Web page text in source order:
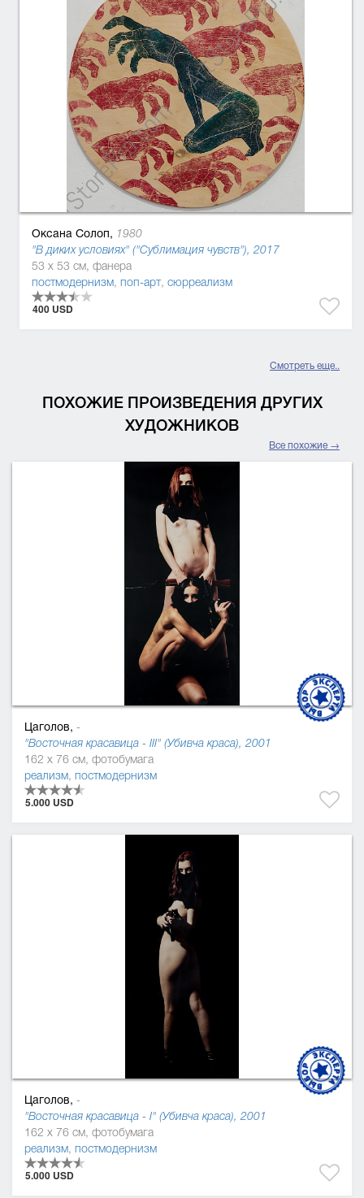
Оксана Солоп, 1980
"В диких условиях" ("Сублимация чувств"), 2017
53 x 53 см, фанера
постмодернизм, поп-арт, сюрреализм
400 USD
Смотреть еще..
ПОХОЖИЕ ПРОИЗВЕДЕНИЯ ДРУГИХ
ХУДОЖНИКОВ
Все похожие →
Цаголов, -
"Восточная красавица - ІІІ" (Убивча краса), 2001
162 x 76 см, фотобумага
реализм, постмодернизм
5.000 USD
Цаголов, -
"Восточная красавица - І" (Убивча краса), 2001
162 x 76 см, фотобумага
реализм, постмодернизм
5.000 USD